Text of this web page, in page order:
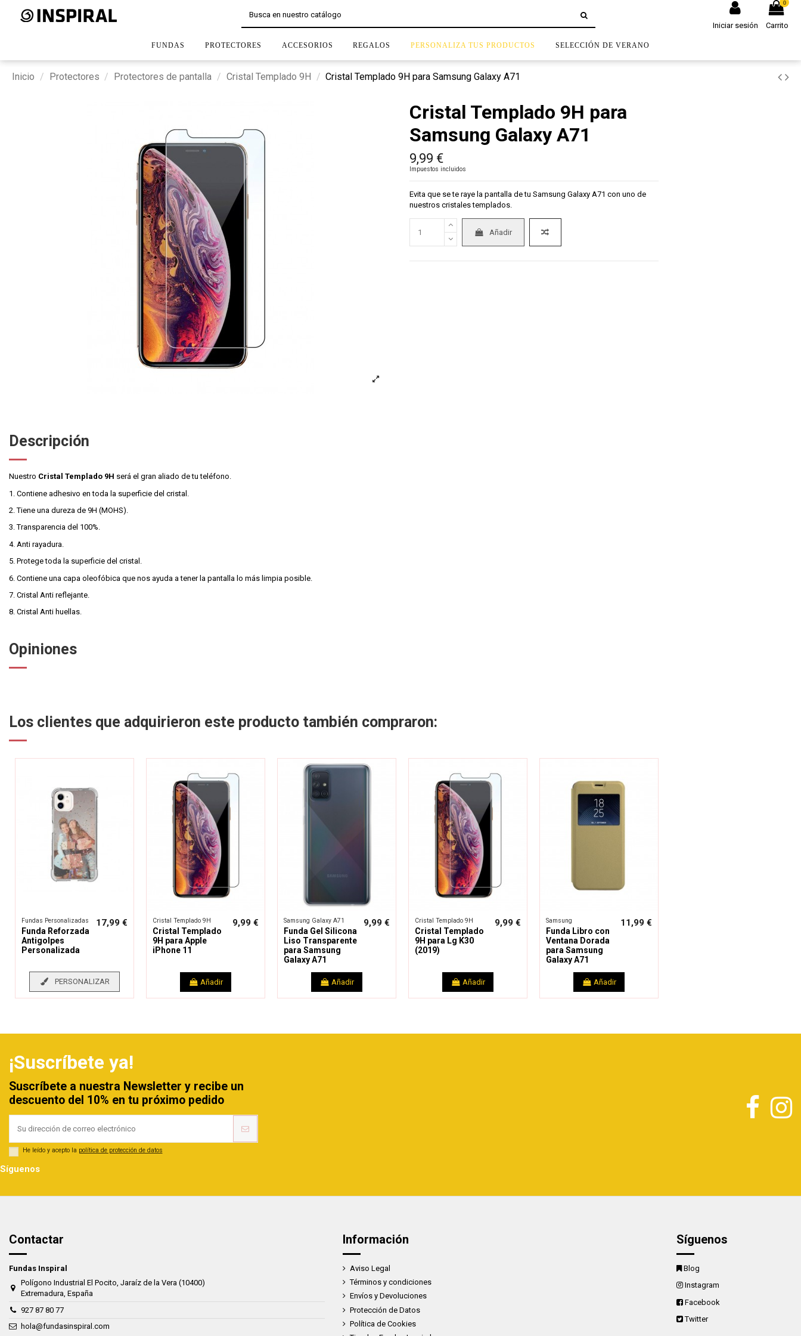
Iniciar sesión
0
Carrito
FUNDAS PROTECTORES ACCESORIOS REGALOS PERSONALIZA TUS PRODUCTOS SELECCIÓN DE VERANO
Inicio Protectores Protectores de pantalla Cristal Templado 9H Cristal Templado 9H para Samsung Galaxy A71
Cristal Templado 9H para
Samsung Galaxy A71
9,99 €
Impuestos incluidos
Evita que se te raye la pantalla de tu Samsung Galaxy A71 con uno de
nuestros cristales templados.
Añadir
Descripción
Nuestro Cristal Templado 9H será el gran aliado de tu teléfono.
1. Contiene adhesivo en toda la superficie del cristal.
2. Tiene una dureza de 9H (MOHS).
3. Transparencia del 100%.
4. Anti rayadura.
5. Protege toda la superficie del cristal.
6. Contiene una capa oleofóbica que nos ayuda a tener la pantalla lo más limpia posible.
7. Cristal Anti reflejante.
8. Cristal Anti huellas.
Opiniones
Los clientes que adquirieron este producto también compraron:
Fundas Personalizadas
Funda Reforzada
Antigolpes
Personalizada
17,99 €
PERSONALIZAR
Cristal Templado 9H
Cristal Templado
9H para Apple
iPhone 11
9,99 €
Añadir
Samsung Galaxy A71
Funda Gel Silicona
Liso Transparente
para Samsung
Galaxy A71
9,99 €
Añadir
Cristal Templado 9H
Cristal Templado
9H para Lg K30
(2019)
9,99 €
Añadir
Samsung
Funda Libro con
Ventana Dorada
para Samsung
Galaxy A71
11,99 €
Añadir
¡Suscríbete ya!
Suscríbete a nuestra Newsletter y recibe un
descuento del 10% en tu próximo pedido
He leído y acepto la política de protección de datos
Síguenos
Contactar
Fundas Inspiral
Polígono Industrial El Pocito, Jaraíz de la Vera (10400)
Extremadura, España
927 87 80 77
hola@fundasinspiral.com
Información
Aviso Legal
Términos y condiciones
Envíos y Devoluciones
Protección de Datos
Política de Cookies
Síguenos
Blog
Instagram
Facebook
Twitter